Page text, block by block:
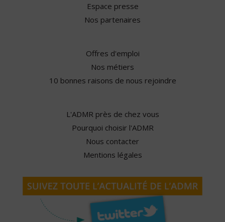
Espace presse
Nos partenaires
Offres d'emploi
Nos métiers
10 bonnes raisons de nous rejoindre
L'ADMR près de chez vous
Pourquoi choisir l'ADMR
Nous contacter
Mentions légales